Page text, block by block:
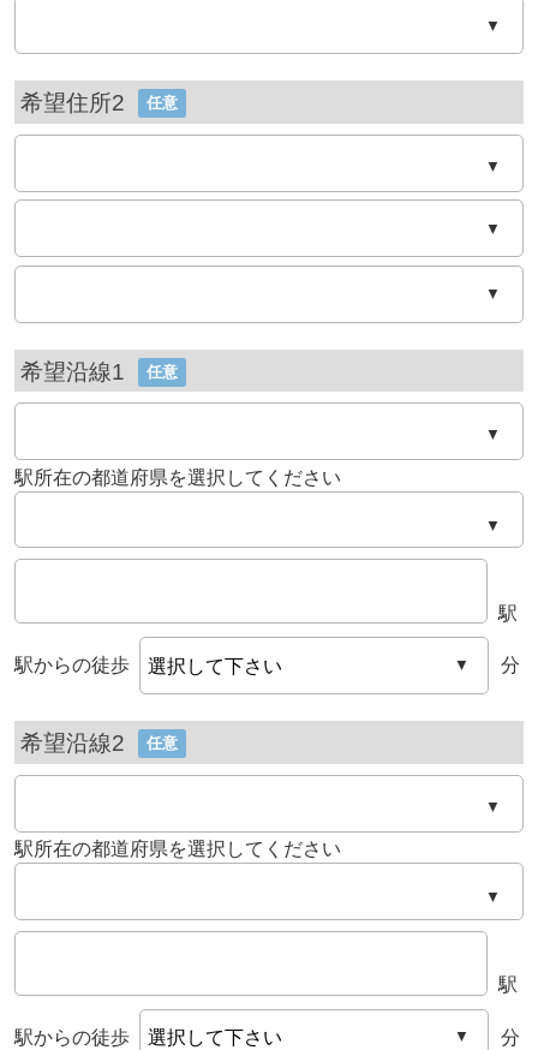
▼
希望住所2 任意
▼
▼
▼
希望沿線1 任意
▼
▼
▼
駅所在の都道府県を選択してください
駅
駅からの徒歩 分
希望沿線2 任意
▼
▼
▼
駅所在の都道府県を選択してください
駅
駅からの徒歩 分